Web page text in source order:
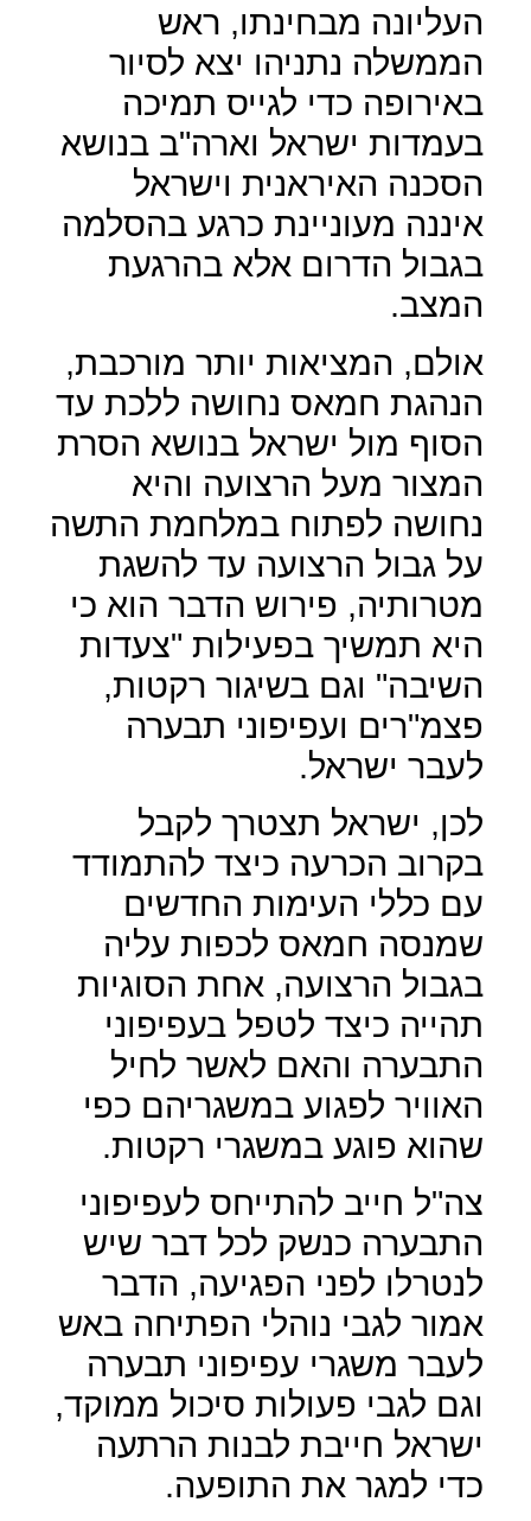
העליונה מבחינתו, ראש
הממשלה נתניהו יצא לסיור
באירופה כדי לגייס תמיכה
בעמדות ישראל וארה"ב בנושא
הסכנה האיראנית וישראל
איננה מעוניינת כרגע בהסלמה
בגבול הדרום אלא בהרגעת
המצב.
אולם, המציאות יותר מורכבת,
הנהגת חמאס נחושה ללכת עד
הסוף מול ישראל בנושא הסרת
המצור מעל הרצועה והיא
נחושה לפתוח במלחמת התשה
על גבול הרצועה עד להשגת
מטרותיה, פירוש הדבר הוא כי
היא תמשיך בפעילות "צעדות
השיבה" וגם בשיגור רקטות,
פצמ"רים ועפיפוני תבערה
לעבר ישראל.
לכן, ישראל תצטרך לקבל
בקרוב הכרעה כיצד להתמודד
עם כללי העימות החדשים
שמנסה חמאס לכפות עליה
בגבול הרצועה, אחת הסוגיות
תהייה כיצד לטפל בעפיפוני
התבערה והאם לאשר לחיל
האוויר לפגוע במשגריהם כפי
שהוא פוגע במשגרי רקטות.
צה"ל חייב להתייחס לעפיפוני
התבערה כנשק לכל דבר שיש
לנטרלו לפני הפגיעה, הדבר
אמור לגבי נוהלי הפתיחה באש
לעבר משגרי עפיפוני תבערה
וגם לגבי פעולות סיכול ממוקד,
ישראל חייבת לבנות הרתעה
כדי למגר את התופעה.